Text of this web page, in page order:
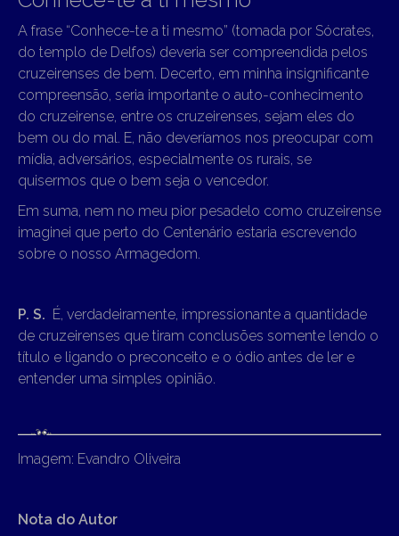
A frase “Conhece-te a ti mesmo” (tomada por Sócrates,
do templo de Delfos) deveria ser compreendida pelos
cruzeirenses de bem. Decerto, em minha insignificante
compreensão, seria importante o auto-conhecimento
do cruzeirense, entre os cruzeirenses, sejam eles do
bem ou do mal. E, não deveríamos nos preocupar com
mídia, adversários, especialmente os rurais, se
quisermos que o bem seja o vencedor.
Em suma, nem no meu pior pesadelo como cruzeirense
imaginei que perto do Centenário estaria escrevendo
sobre o nosso Armagedom.
P. S. É, verdadeiramente, impressionante a quantidade
de cruzeirenses que tiram conclusões somente lendo o
título e ligando o preconceito e o ódio antes de ler e
entender uma simples opinião.
Imagem: Evandro Oliveira
Nota do Autor